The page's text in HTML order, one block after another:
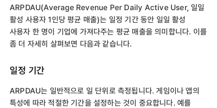
ARPDAU(Average Revenue Per Daily Active User, 일일
활성 사용자 1인당 평균 매출)는 일정 기간 동안 일일 활성
사용자 한 명이 기업에 가져다주는 평균 매출을 의미합니다. 이를
좀 더 자세히 살펴보면 다음과 같습니다.
일정 기간
ARPDAU는 일반적으로 일 단위로 측정됩니다. 게임이나 앱의
특성에 따라 적절한 기간을 설정하는 것이 중요합니다. 예를